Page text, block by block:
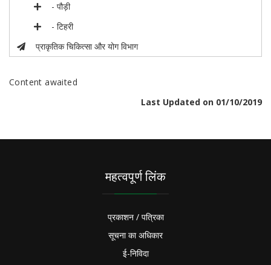
- पौड़ी
- टिहरी
प्राकृतिक चिकित्सा और योग विभाग
Content awaited
Last Updated on 01/10/2019
महत्वपूर्ण लिंक
प्रकाशन / पत्रिका
सूचना का अधिकार
ई-निविदा